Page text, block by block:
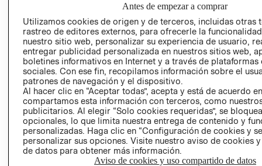
SOCIAL
PRENSA
RELACIÓN CON
INVERSIONISTAS
POLÍTICA
EMPRESARIAL
TIENDAS
- RETIRO EN
TIENDA
TÉRMINOS Y
AVISO DE
PRIVACIDAD
GIFT CARD
AVISO DE
Antes de empezar a comprar
Utilizamos cookies de origen y de terceros, incluidas otras
rastreo de editores externos, para ofrecerle la
nuestro sitio web, personalizar su experiencia de usuario,
entregar publicidad personalizada en nuestros sitios web,
boletines informativos en Internet y a través de plataformas
sociales. Con ese fin, recopilamos información sobre el
patrones de navegación y el dispositivo.
Al hacer clic en “Aceptar todas”, acepta y está de acuerdo
compartamos esta información con terceros, como
publicitarios. Al elegir “Solo cookies requeridas”, se
opcionales, lo que limita nuestra entrega de contenido y
personalizadas. Haga clic en “Configuración de cookies y
personalizar sus opciones. Visite nuestro aviso de cookies
de datos para obtener más información.
Aviso de cookies y uso compartido de datos